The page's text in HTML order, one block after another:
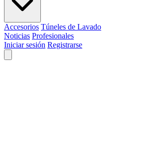
Accesorios Túneles de Lavado
Noticias Profesionales
Iniciar sesión Registrarse